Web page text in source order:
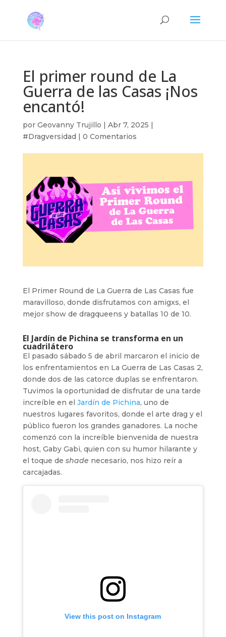
El primer round de La
Guerra de las Casas ¡Nos
encantó!
por Geovanny Trujillo | Abr 7, 2025 |
#Dragversidad | 0 Comentarios
El Primer Round de La Guerra de Las Casas fue
maravilloso, donde disfrutamos con amigxs, el
mejor show de dragqueens y batallas 10 de 10.
El Jardín de Pichina se transforma en un
cuadrilátero
El pasado sábado 5 de abril marcaron el inicio de
los enfrentamientos en La Guerra de Las Casas 2,
donde dos de las catorce duplas se enfrentaron.
Tuvimos la oportunidad de disfrutar de una tarde
increíble en el Jardín de Pichina, uno de
nuestros lugares favoritos, donde el arte drag y el
público fueron los grandes ganadores. La noche
comenzó con la increíble bienvenida de nuestra
host, Gaby Gabi, quien con su humor hilarante y
el toque de shade necesario, nos hizo reír a
carcajadas.
View this post on Instagram